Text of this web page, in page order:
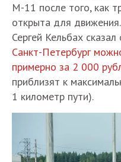
М-11 после того, как
открыта для
Сергей Кельбах
Санкт-Петербург
примерно за 2 000
приблизят к
1 километр пути).